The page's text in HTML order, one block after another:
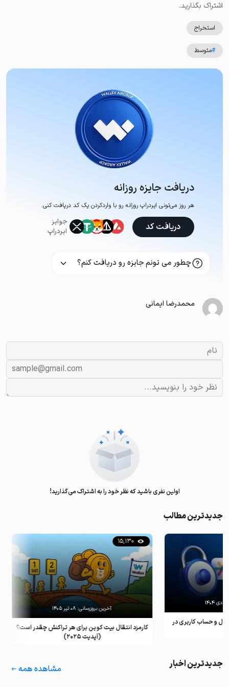
اشتراک بگذارید.
استخراج
#متوسط
دریافت جایزه روزانه
هر روز می‌تونی ایردراپ روزانه رو با وارد‌کردن یک کد دریافت کنی.
جوایز
ایردراپ
دریافت کد
چطور می تونم جایزه رو دریافت کنم؟
محمدرضا ایمانی
اولین نفری باشید که نظر خود را به اشتراک می‌گذارید!
جدیدترین مطالب
کارمزد انتقال بیت کوین برای هر تراکنش چقدر است؟
لیست بهترین استیبل
جدیدترین اخبار مشاهده همه